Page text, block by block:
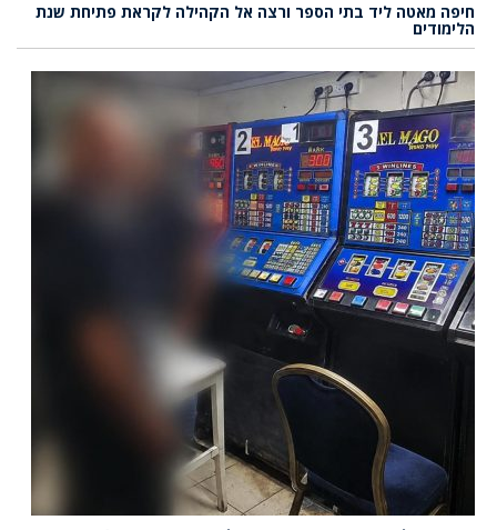
חיפה מאטה ליד בתי הספר ורצה אל הקהילה לקראת פתיחת שנת
הלימודים